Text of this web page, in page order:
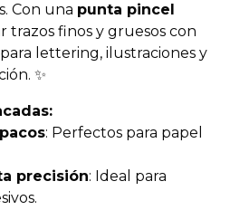
Con una punta pincel
trazos finos y gruesos con
lettering, ilustraciones y
✨
: Perfectos para papel
precisión: Ideal para